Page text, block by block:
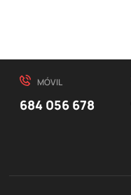
MÓVIL
684 056 678